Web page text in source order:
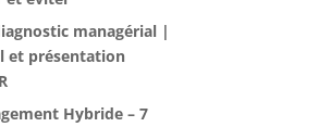
managérial |
et présentation
Hybride – 7